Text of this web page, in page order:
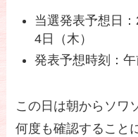
当選発表予想日
4日（木）
発表予想時刻：
この日は朝からソワ
何度も確認すること